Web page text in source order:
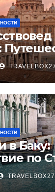
в Баку:
по